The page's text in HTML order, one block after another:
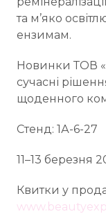
та м’яко
ензимам.
Новинки ТОВ
сучасні
щоденного
Стенд: 1А-6-27
11–13 березня
Квитки у